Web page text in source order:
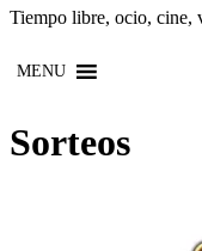
Tiempo libre, ocio,
MENU
Sorteos